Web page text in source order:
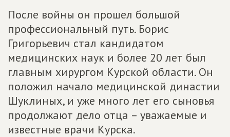
После войны он прошел большой
профессиональный путь. Борис
Григорьевич стал кандидатом
медицинских наук и более 20 лет был
главным хирургом Курской области. Он
положил начало медицинской династии
Шуклиных, и уже много лет его сыновья
продолжают дело отца – уважаемые и
известные врачи Курска.